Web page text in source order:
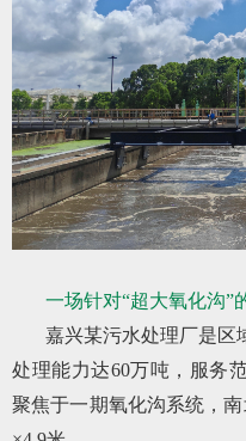
一场针对“超大氧化沟”
嘉兴某污水处理厂是区
处理能力达60万吨，服务
聚焦于一期氧化沟系统，